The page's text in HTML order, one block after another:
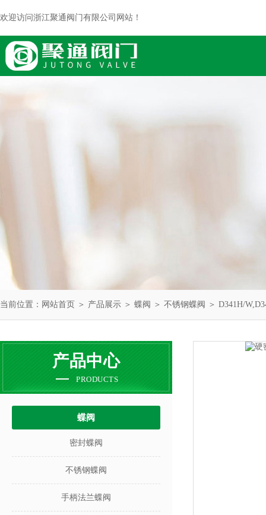
欢迎访问浙江聚通阀门有限公司网站！
当前位置： 网站首页 ＞ 产品展示 ＞ 蝶阀 ＞ 不锈钢蝶阀 ＞ D341H/
产品中心
PRODUCTS
蝶阀
密封蝶阀
不锈钢蝶阀
手柄法兰蝶阀